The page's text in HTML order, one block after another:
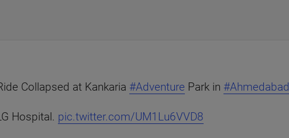
Collapsed at Kankaria #Adventure Park in #Ahmedabad
Hospital. pic.twitter.com/UM1Lu6VVD8